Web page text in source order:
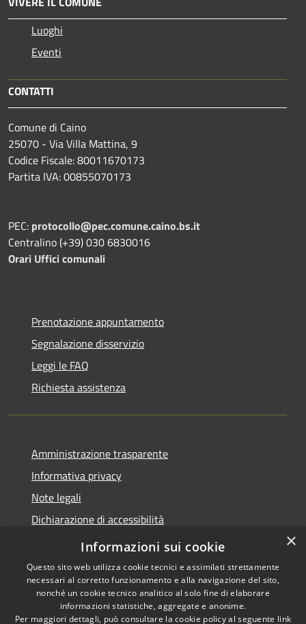
Luoghi
Eventi
CONTATTI
Comune di Caino
25070 - Via Villa Mattina, 9
Codice Fiscale: 80011670173
Partita IVA: 00855070173
PEC: protocollo@pec.comune.caino.bs.it
Centralino (+39) 030 6830016
Orari Uffici comunali
Prenotazione appuntamento
Segnalazione disservizio
Leggi le FAQ
Richiesta assistenza
Amministrazione trasparente
Informativa privacy
Note legali
Dichiarazione di accessibilità
Copyright © 2026 • Comune di
×
Informazioni sui cookie
Questo sito web utilizza cookie tecnici e assimilati strettamente
necessari al corretto funzionamento e alla navigazione del sito,
nonché un cookie tecnico analitico al solo fine di elaborare
informazioni statistiche, aggregate e anonime.
Per maggiori dettagli, può consultare la cookie policy al seguente link